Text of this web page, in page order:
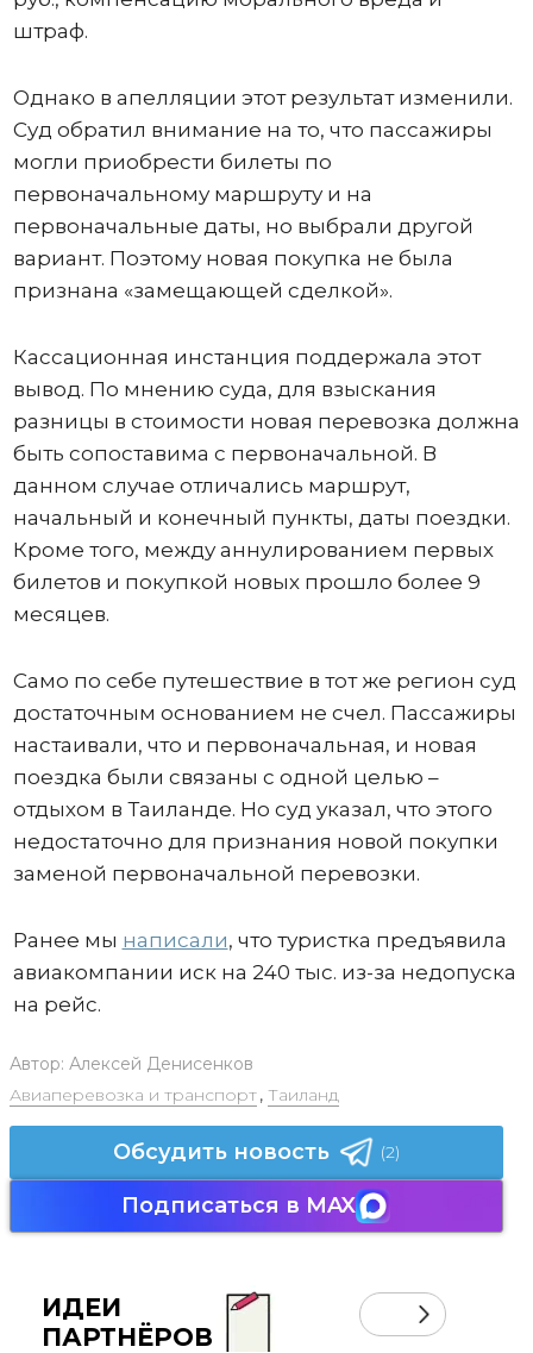
штраф.
Однако в апелляции этот результат изменили.
Суд обратил внимание на то, что пассажиры
могли приобрести билеты по
первоначальному маршруту и на
первоначальные даты, но выбрали другой
вариант. Поэтому новая покупка не была
признана «замещающей сделкой».
Кассационная инстанция поддержала этот
вывод. По мнению суда, для взыскания
разницы в стоимости новая перевозка должна
быть сопоставима с первоначальной. В
данном случае отличались маршрут,
начальный и конечный пункты, даты поездки.
Кроме того, между аннулированием первых
билетов и покупкой новых прошло более 9
месяцев.
Само по себе путешествие в тот же регион суд
достаточным основанием не счел. Пассажиры
настаивали, что и первоначальная, и новая
поездка были связаны с одной целью –
отдыхом в Таиланде. Но суд указал, что этого
недостаточно для признания новой покупки
заменой первоначальной перевозки.
Ранее мы написали, что туристка предъявила
авиакомпании иск на 240 тыс. из-за недопуска
на рейс.
Автор: Алексей Денисенков
Авиаперевозка и транспорт, Таиланд
Обсудить новость (2)
Подписаться в MAX
ИДЕИ
ПАРТНЁРОВ